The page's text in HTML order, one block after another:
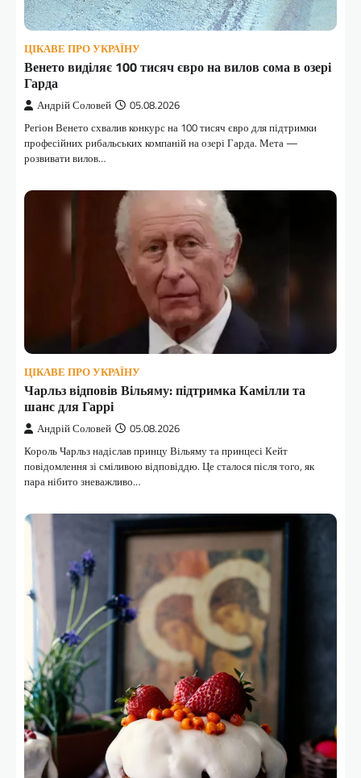
ЦІКАВЕ ПРО УКРАЇНУ
Венето виділяє 100 тисяч євро на вилов сома в озері
Гарда
Андрій Соловей 05.08.2026
Регіон Венето схвалив конкурс на 100 тисяч євро для підтримки
професійних рибальських компаній на озері Гарда. Мета —
розвивати вилов…
ЦІКАВЕ ПРО УКРАЇНУ
Чарльз відповів Вільяму: підтримка Камілли та
шанс для Гаррі
Андрій Соловей 05.08.2026
Король Чарльз надіслав принцу Вільяму та принцесі Кейт
повідомлення зі сміливою відповіддю. Це сталося після того, як
пара нібито зневажливо…